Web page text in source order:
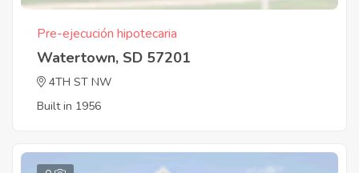
Pre-ejecución hipotecaria
Watertown, SD 57201
4TH ST NW
Built in 1956